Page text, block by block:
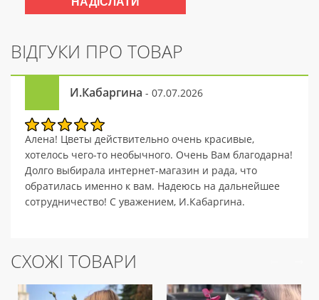
ВІДГУКИ ПРО ТОВАР
И.Кабаргина - 07.07.2026
Алена! Цветы действительно очень красивые,
хотелось чего-то необычного. Очень Вам благодарна!
Долго выбирала интернет-магазин и рада, что
обратилась именно к вам. Надеюсь на дальнейшее
сотрудничество! С уважением, И.Кабаргина.
СХОЖІ ТОВАРИ